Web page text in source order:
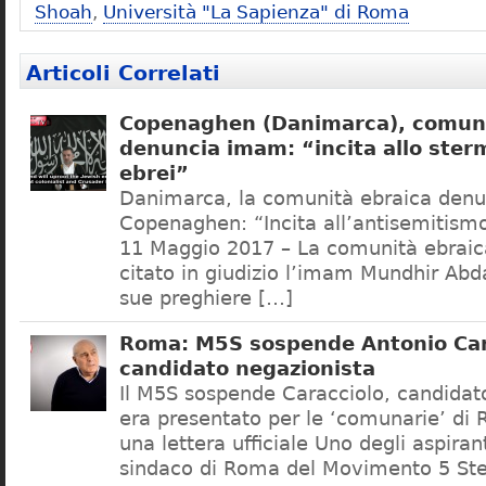
Shoah, Università "La Sapienza" di Roma
Articoli Correlati
Copenaghen (Danimarca),
denuncia imam: “incita allo
ebrei”
Danimarca, la comunità ebraica
Copenaghen: “Incita
11 Maggio 2017 – La comunità
citato in giudizio l’imam Mundhir
sue preghiere […]
Roma: M5S sospende Antonio
candidato negazionista
Il M5S sospende Caracciolo,
era presentato per le ‘comunarie’ di
una lettera ufficiale Uno degli
sindaco di Roma del Movimento 5